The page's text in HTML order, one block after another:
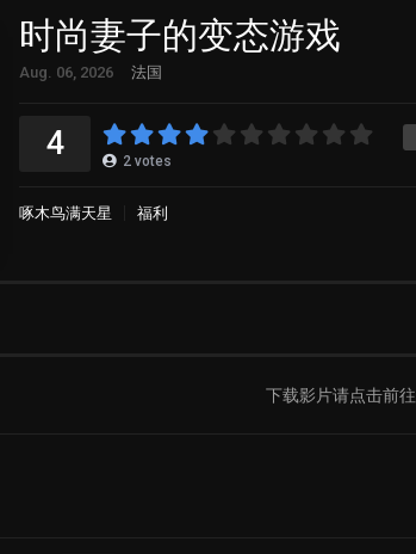
时尚妻子的变态游戏
Aug. 06, 2026 法国
4 2 votes
啄木鸟满天星 福利
下载影片请点击前往